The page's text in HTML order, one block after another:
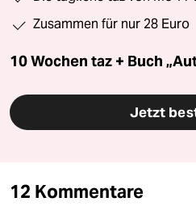
Zusammen für nur 28 Euro
10 Wochen taz + Buch
Jetzt
12 Kommentare